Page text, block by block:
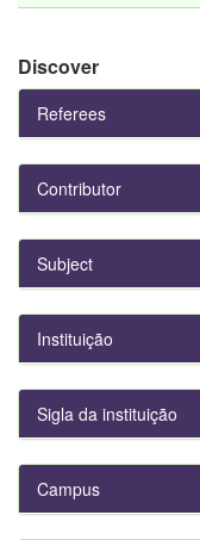
Discover
Referees
Contributor
Subject
Instituição
Sigla da instituição
Campus